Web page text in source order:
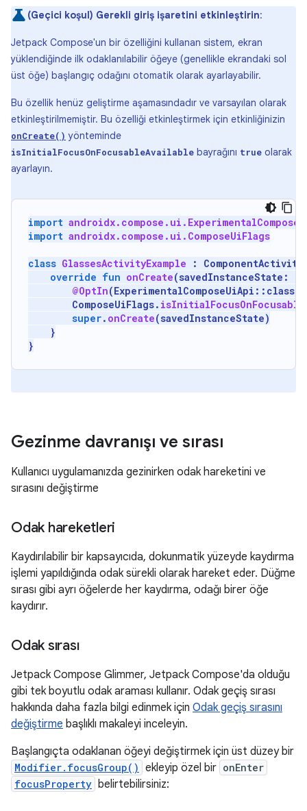
(Geçici koşul) Gerekli giriş işaretini etkinleştirin:
Jetpack Compose'un bir özelliğini kullanan sistem, ekran
yüklendiğinde ilk odaklanılabilir öğeye (genellikle ekrandaki sol
üst öğe) başlangıç odağını otomatik olarak ayarlayabilir.
Bu özellik henüz geliştirme aşamasındadır ve varsayılan olarak
etkinleştirilmemiştir. Bu özelliği etkinleştirmek için etkinliğinizin
onCreate() yönteminde
isInitialFocusOnFocusableAvailable bayrağını true olarak
ayarlayın.
import
import androidx.compose.ui.ComposeUiFlags
class GlassesActivityExample : ComponentActivity
override fun onCreate(savedInstanceState :
@OptIn(ExperimentalComposeUiApi :: class
ComposeUiFlags.
super. onCreate(savedInstanceState)
}
}
Gezinme davranışı ve sırası
Kullanıcı uygulamanızda gezinirken odak hareketini ve
sırasını değiştirme
Odak hareketleri
Kaydırılabilir bir kapsayıcıda, dokunmatik yüzeyde kaydırma
işlemi yapıldığında odak sürekli olarak hareket eder. Düğme
sırası gibi ayrı öğelerde her kaydırma, odağı birer öğe
kaydırır.
Odak sırası
Jetpack Compose Glimmer, Jetpack Compose'da olduğu
gibi tek boyutlu odak araması kullanır. Odak geçiş sırası
hakkında daha fazla bilgi edinmek için Odak geçiş sırasını
değiştirme başlıklı makaleyi inceleyin.
Başlangıçta odaklanan öğeyi değiştirmek için üst düzey bir
Modifier.focusGroup() ekleyip özel bir onEnter
focusProperty belirtebilirsiniz: